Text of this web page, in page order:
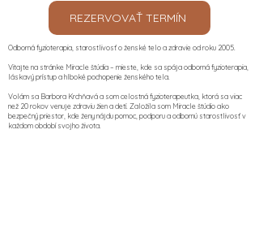
REZERVOVAŤ TERMÍN
Odborná fyzioterapia, starostlivosť o ženské telo a zdravie od roku 2005.
Vitajte na stránke Miracle štúdia – mieste, kde sa spája odborná fyzioterapia,
láskavý prístup a hlboké pochopenie ženského tela.
Volám sa Barbora Krchňavá a som celostná fyzioterapeutka, ktorá sa viac
než 20 rokov venuje zdraviu žien a detí. Založila som Miracle štúdio ako
bezpečný priestor, kde ženy nájdu pomoc, podporu a odbornú starostlivosť v
každom období svojho života.​